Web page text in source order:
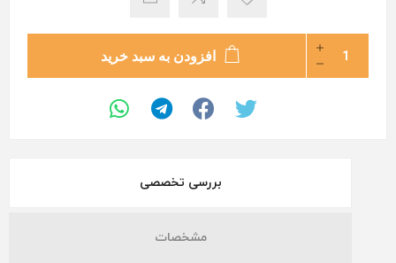
افزودن به سبد خرید
بررسی تخصصی
مشخصات